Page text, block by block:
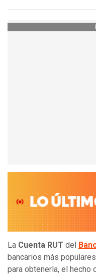
La Cuenta RUT del
bancarios más
para obtenerla, el hecho